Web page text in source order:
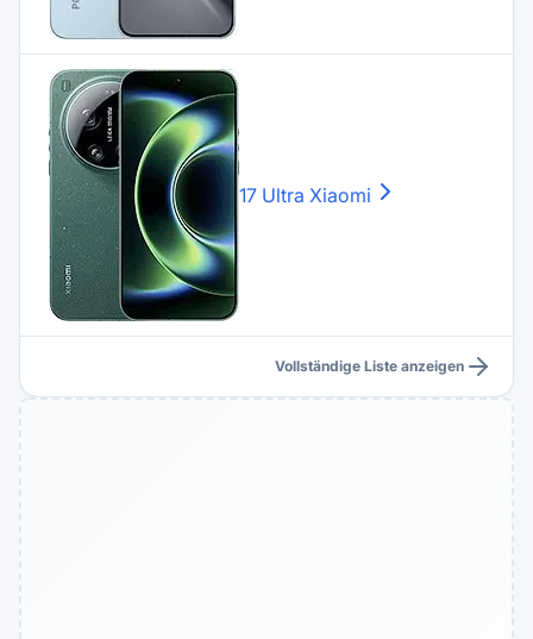
17 Ultra Xiaomi
Vollständige Liste anzeigen